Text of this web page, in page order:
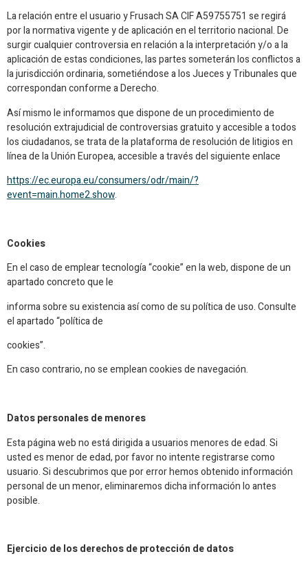
La relación entre el usuario y Frusach SA CIF A59755751 se regirá
por la normativa vigente y de aplicación en el territorio nacional. De
surgir cualquier controversia en relación a la interpretación y/o a la
aplicación de estas condiciones, las partes someterán los conflictos a
la jurisdicción ordinaria, sometiéndose a los Jueces y Tribunales que
correspondan conforme a Derecho.
Así mismo le informamos que dispone de un procedimiento de
resolución extrajudicial de controversias gratuito y accesible a todos
los ciudadanos, se trata de la plataforma de resolución de litigios en
línea de la Unión Europea, accesible a través del siguiente enlace
https://ec.europa.eu/consumers/odr/main/?
event=main.home2.show.
Cookies
En el caso de emplear tecnología “cookie” en la web, dispone de un
apartado concreto que le
informa sobre su existencia así como de su política de uso. Consulte
el apartado “política de
cookies”.
En caso contrario, no se emplean cookies de navegación.
Datos personales de menores
Esta página web no está dirigida a usuarios menores de edad. Si
usted es menor de edad, por favor no intente registrarse como
usuario. Si descubrimos que por error hemos obtenido información
personal de un menor, eliminaremos dicha información lo antes
posible.
Ejercicio de los derechos de protección de datos